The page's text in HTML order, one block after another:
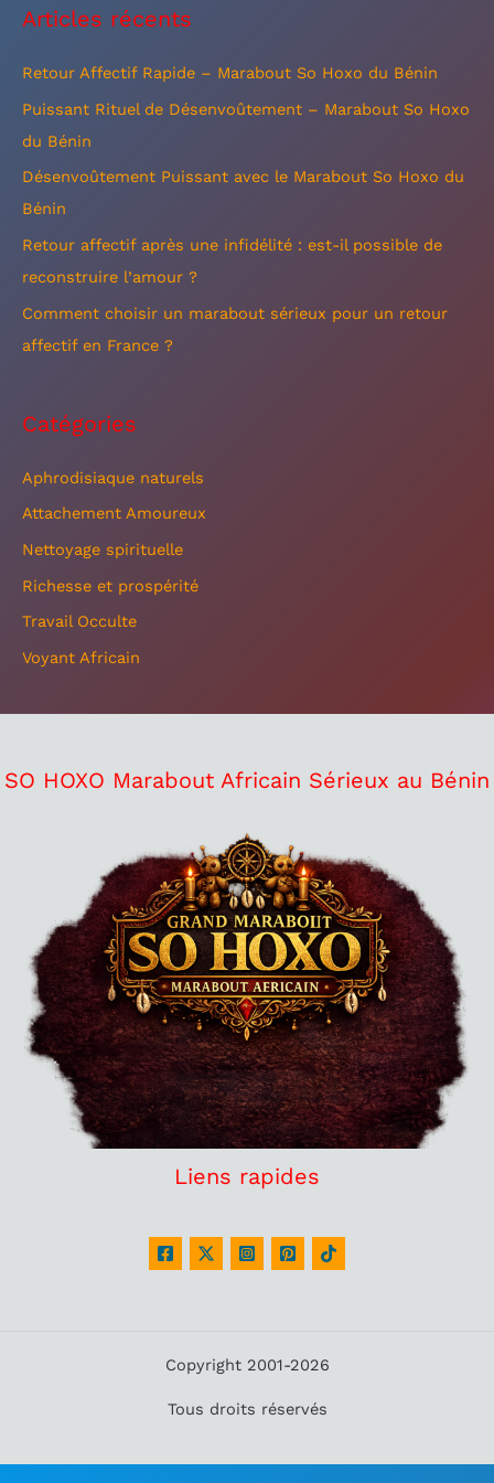
h
e
:
Articles récents
Retour Affectif Rapide – Marabout So Hoxo du Bénin
Puissant Rituel de Désenvoûtement – Marabout So Hoxo
du Bénin
Désenvoûtement Puissant avec le Marabout So Hoxo du
Bénin
Retour affectif après une infidélité : est-il possible de
reconstruire l’amour ?
Comment choisir un marabout sérieux pour un retour
affectif en France ?
Catégories
Aphrodisiaque naturels
Attachement Amoureux
Nettoyage spirituelle
Richesse et prospérité
Travail Occulte
Voyant Africain
SO HOXO Marabout Africain Sérieux au Bénin
Liens rapides
Copyright 2001-2026
Tous droits réservés